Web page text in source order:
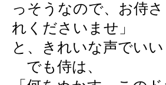
っそうなので、お侍
れくださいませ」
と、きれいな声でい
でも侍は、